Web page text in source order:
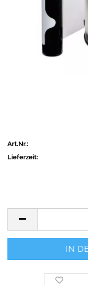
Art.Nr.:
Lieferzeit: